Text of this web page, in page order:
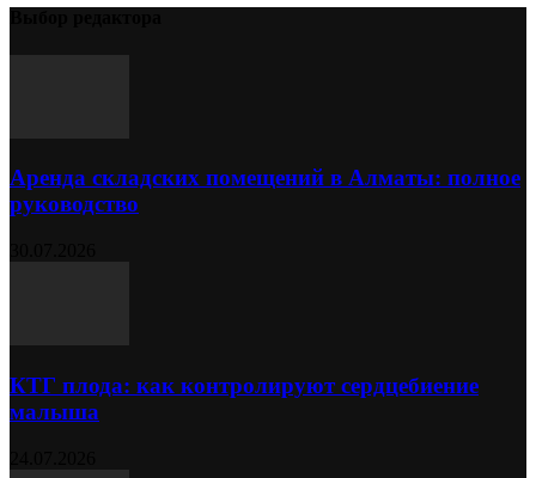
Аренда складских помещений в Алматы: полное
руководство
КТГ плода: как контролируют сердцебиение
малыша